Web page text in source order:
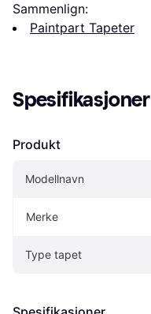
Sammenlign:
Paintpart Tapeter
Spesifikasjoner
Produkt
Modellnavn
Merke
Type tapet